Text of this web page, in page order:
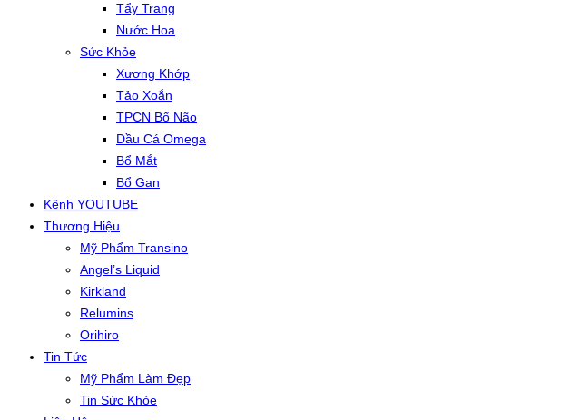
Tẩy Trang
Nước Hoa
Sức Khỏe
Xương Khớp
Tảo Xoắn
TPCN Bổ Não
Dầu Cá Omega
Bổ Mắt
Bổ Gan
Kênh YOUTUBE
Thương Hiệu
Mỹ Phẩm Transino
Angel’s Liquid
Kirkland
Relumins
Orihiro
Tin Tức
Mỹ Phẩm Làm Đẹp
Tin Sức Khỏe